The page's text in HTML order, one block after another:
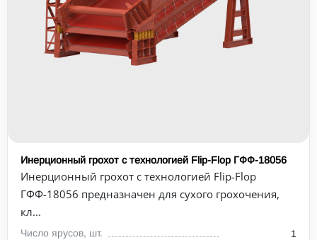
Инерционный грохот с технологией Flip-Flop ГФФ-18056
Инерционный грохот с технологией Flip-Flop
ГФФ-18056 предназначен для сухого грохочения,
кл...
Число ярусов, шт.
1